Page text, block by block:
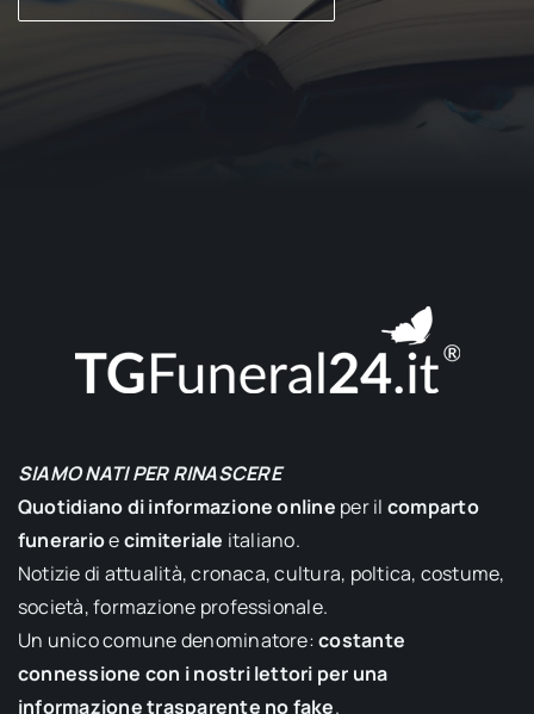
SIAMO NATI PER RINASCERE
Quotidiano di informazione online per il comparto
funerarioecimiteriale italiano.
Notizie di attualità, cronaca, cultura, poltica, costume,
società, formazione professionale.
Un unico comune denominatore:costante
connessione con i nostri lettori per una
informazione trasparente no fake.